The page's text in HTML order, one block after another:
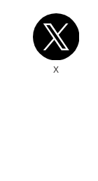
スポーツ立
「国際競技
算の大幅増
X
別ウィンドウリンク